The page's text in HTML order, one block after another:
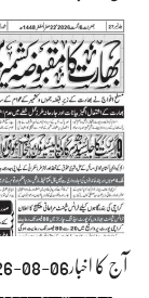
آج کا اخبار06-08-2026